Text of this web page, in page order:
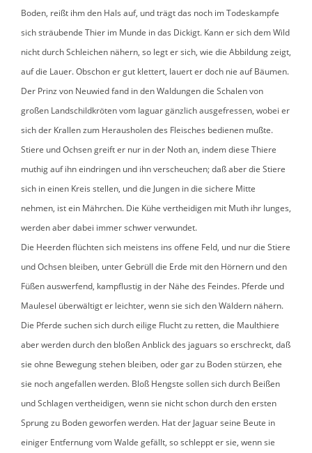
Boden, reißt ihm den Hals auf, und trägt das noch im Todeskampfe
sich sträubende Thier im Munde in das Dickigt. Kann er sich dem Wild
nicht durch Schleichen nähern, so legt er sich, wie die Abbildung zeigt,
auf die Lauer. Obschon er gut klettert, lauert er doch nie auf Bäumen.
Der Prinz von Neuwied fand in den Waldungen die Schalen von
großen Landschildkröten vom Iaguar gänzlich ausgefressen, wobei er
sich der Krallen zum Herausholen des Fleisches bedienen mußte.
Stiere und Ochsen greift er nur in der Noth an, indem diese Thiere
muthig auf ihn eindringen und ihn verscheuchen; daß aber die Stiere
sich in einen Kreis stellen, und die Jungen in die sichere Mitte
nehmen, ist ein Mährchen. Die Kühe vertheidigen mit Muth ihr Iunges,
werden aber dabei immer schwer verwundet.
Die Heerden flüchten sich meistens ins offene Feld, und nur die Stiere
und Ochsen bleiben, unter Gebrüll die Erde mit den Hörnern und den
Füßen auswerfend, kampflustig in der Nähe des Feindes. Pferde und
Maulesel überwältigt er leichter, wenn sie sich den Wäldern nähern.
Die Pferde suchen sich durch eilige Flucht zu retten, die Maulthiere
aber werden durch den bloßen Anblick des jaguars so erschreckt, daß
sie ohne Bewegung stehen bleiben, oder gar zu Boden stürzen, ehe
sie noch angefallen werden. Bloß Hengste sollen sich durch Beißen
und Schlagen vertheidigen, wenn sie nicht schon durch den ersten
Sprung zu Boden geworfen werden. Hat der Jaguar seine Beute in
einiger Entfernung vom Walde gefällt, so schleppt er sie, wenn sie